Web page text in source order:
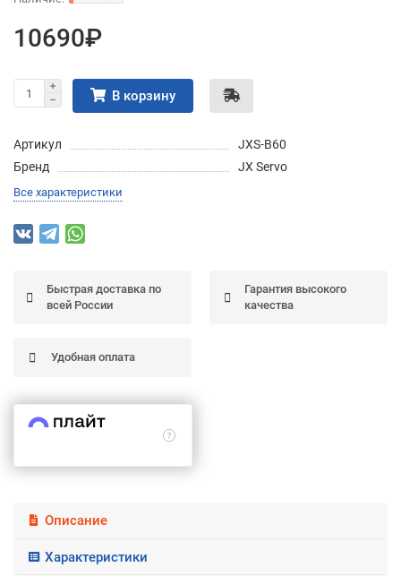
10690₽
В корзину
Артикул
JXS-B60
Бренд
JX Servo
Все характеристики
Быстрая доставка по
всей России
Гарантия высокого
качества
Удобная оплата
Описание
Характеристики
об оплате Частями
недель